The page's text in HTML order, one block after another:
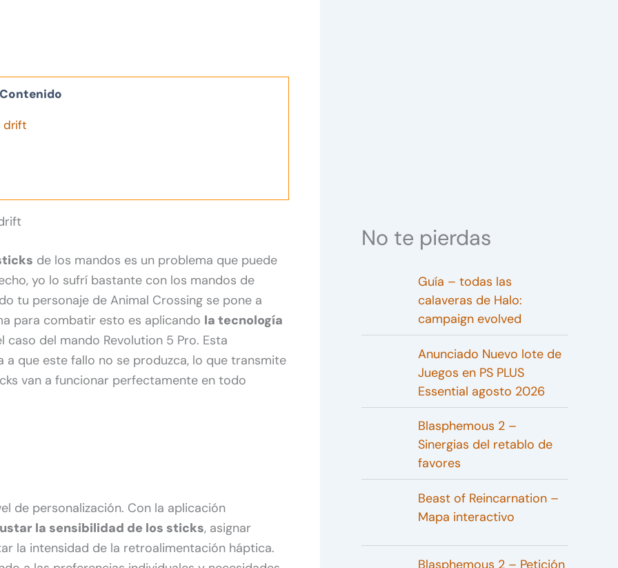
Contenido
drift
de los mandos es un problema que puede
yo lo sufrí bastante con los mandos de
tu personaje de Animal Crossing se pone a
para combatir esto es aplicando la tecnología
caso del mando Revolution 5 Pro. Esta
que este fallo no se produzca, lo que transmite
van a funcionar perfectamente en todo
de personalización. Con la aplicación
la sensibilidad de los sticks, asignar
la intensidad de la retroalimentación háptica.
No te pierdas
Guía – todas las
calaveras de Halo:
campaign evolved
Anunciado Nuevo lote de
Juegos en PS PLUS
Essential agosto 2026
Blasphemous 2 –
Sinergias del retablo de
favores
Beast of Reincarnation –
Mapa interactivo
Blasphemous 2 – Petición